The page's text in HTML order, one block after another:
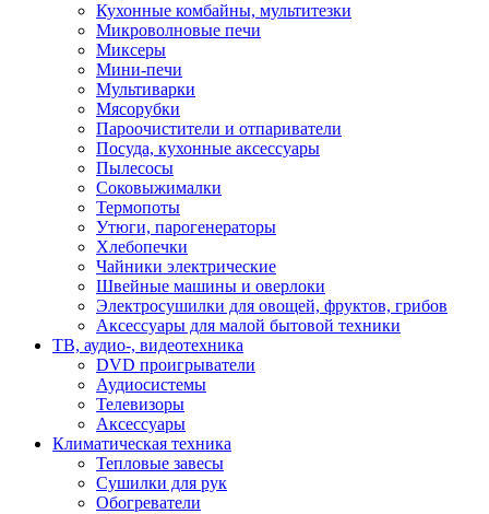
Кухонные комбайны, мультитезки
Микроволновые печи
Миксеры
Мини-печи
Мультиварки
Мясорубки
Пароочистители и отпариватели
Посуда, кухонные аксессуары
Пылесосы
Соковыжималки
Термопоты
Утюги, парогенераторы
Хлебопечки
Чайники электрические
Швейные машины и оверлоки
Электросушилки для овощей, фруктов, грибов
Аксессуары для малой бытовой техники
ТВ, аудио-, видеотехника
DVD проигрыватели
Аудиосистемы
Телевизоры
Аксессуары
Климатическая техника
Тепловые завесы
Сушилки для рук
Обогреватели